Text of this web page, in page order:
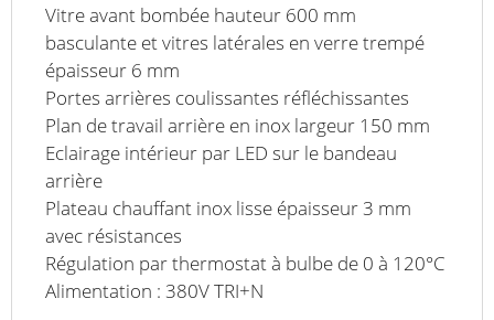
Vitre avant bombée hauteur 600 mm
basculante et vitres latérales en verre trempé
épaisseur 6 mm
Portes arrières coulissantes réfléchissantes
Plan de travail arrière en inox largeur 150 mm
Eclairage intérieur par LED sur le bandeau
arrière
Plateau chauffant inox lisse épaisseur 3 mm
avec résistances
Régulation par thermostat à bulbe de 0 à 120°C
Alimentation : 380V TRI+N